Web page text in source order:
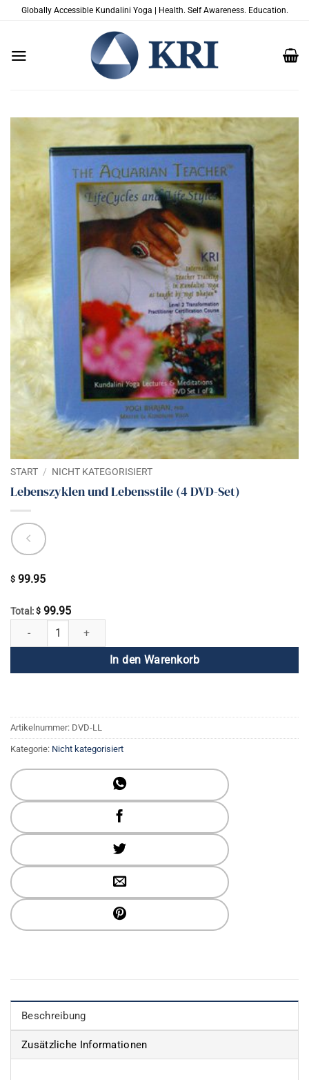
ZumGlobally Accessible Kundalini Yoga | Health. Self Awareness. Education.
START / NICHT KATEGORISIERT
Lebenszyklen und Lebensstile (4 DVD-Set)
$ 99.95
Total: $ 99.95
Lebenszyklen und Lebensstile (4 DVD-Set) Menge
In den Warenkorb
Artikelnummer: DVD-LL
Kategorie: Nicht kategorisiert
Beschreibung
Zusätzliche Informationen